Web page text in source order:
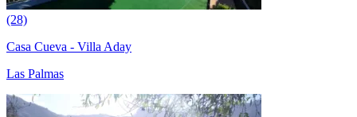
(28)
Casa Cueva - Villa Aday
Las Palmas